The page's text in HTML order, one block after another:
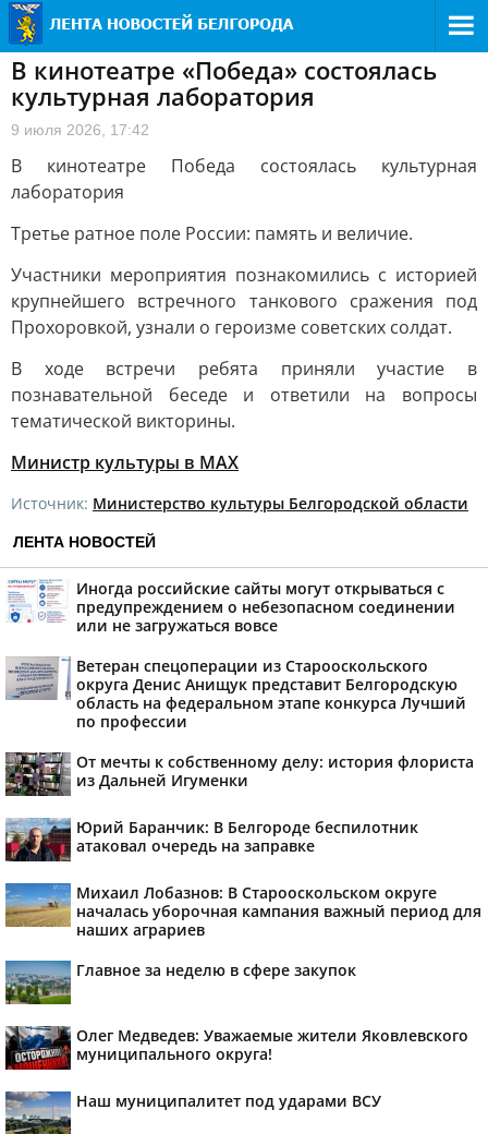
В кинотеатре «Победа» состоялась
культурная лаборатория
9 июля 2026, 17:42
В кинотеатре Победа состоялась культурная
лаборатория
Третье ратное поле России: память и величие.
Участники мероприятия познакомились с историей
крупнейшего встречного танкового сражения под
Прохоровкой, узнали о героизме советских солдат.
В ходе встречи ребята приняли участие в
познавательной беседе и ответили на вопросы
тематической викторины.
Министр культуры в МАХ
Источник: Министерство культуры Белгородской области
ЛЕНТА НОВОСТЕЙ
Иногда российские сайты могут открываться с
предупреждением о небезопасном соединении
или не загружаться вовсе
Ветеран спецоперации из Старооскольского
округа Денис Анищук представит Белгородскую
область на федеральном этапе конкурса Лучший
по профессии
От мечты к собственному делу: история флориста
из Дальней Игуменки
Юрий Баранчик: В Белгороде беспилотник
атаковал очередь на заправке
Михаил Лобазнов: В Старооскольском округе
началась уборочная кампания важный период для
наших аграриев
Главное за неделю в сфере закупок
Олег Медведев: Уважаемые жители Яковлевского
муниципального округа!
Наш муниципалитет под ударами ВСУ